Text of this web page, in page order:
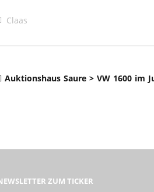
Claas
Auktionshaus Saure > VW 1600 im
ZUM TICKER